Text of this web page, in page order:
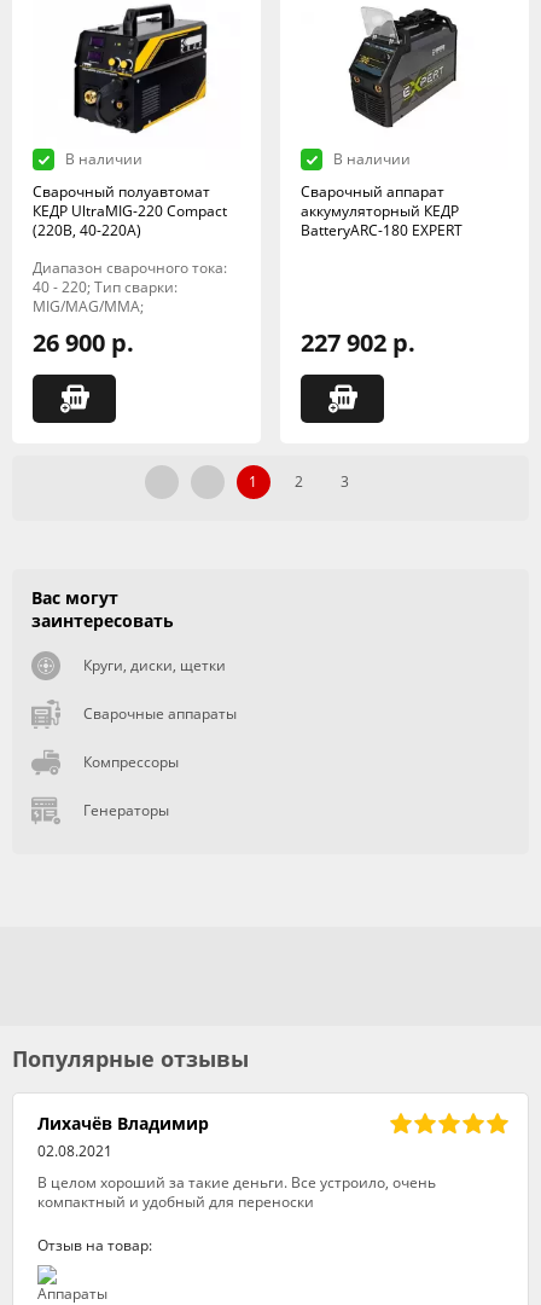
В наличии
Сварочный полуавтомат
КЕДР UltraMIG-220 Compact
(220B, 40-220A)
Диапазон сварочного тока:
40 - 220; Тип сварки:
MIG/MAG/MMA;
26 900 р.
В наличии
Сварочный аппарат
аккумуляторный КЕДР
BatteryARC-180 EXPERT
227 902 р.
1 2 3
Вас могут
заинтересовать
Круги, диски, щетки
Сварочные аппараты
Компрессоры
Генераторы
Популярные отзывы
Лихачёв Владимир
02.08.2021
В целом хороший за такие деньги. Все устроило, очень
компактный и удобный для переноски
Отзыв на товар: